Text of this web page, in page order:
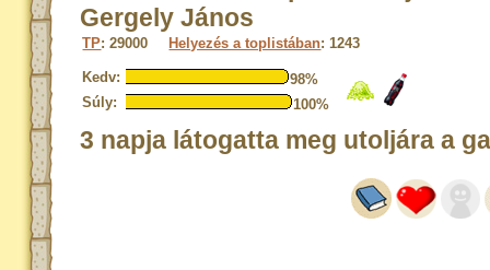
Gergely János
TP: 29000 Helyezés a toplistában: 1243
Kedv:
98%
Súly:
100%
3 napja látogatta meg utoljára a